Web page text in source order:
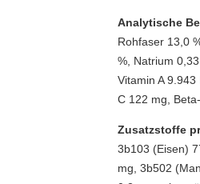
Analytische
Rohfaser 13,0
%, Natrium
Vitamin A
C 122 mg,
Zusatzstoffe
3b103 (Eisen)
mg, 3b502